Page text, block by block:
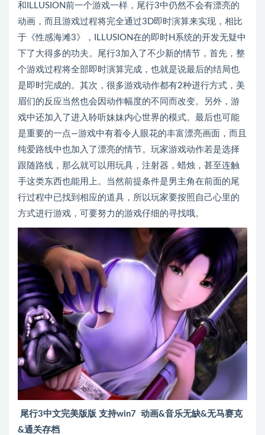
和ILLUSION前一个游戏一样，尾行3中仍然不会有漂亮的
动画，而且游戏过程将完全通过3D即时演算来实现，相比
于《性感海滩3》，ILLUSION在的即时H系统的开发无疑中
下了大得多的功夫。尾行3加入了不少新的情节，首先，整
个游戏过程将全部即时演算完成，也就是说最后的结局也
是即时完成的。其次，很多游戏动作都有2种进行方式，美
眉们的反应当然也会因动作幅度的不同而改变。另外，游
戏中还加入了进入聆听妹妹内心世界的模式。最后也可能
是重要的一点—游戏中有着令人眼花的丰富漂亮画面，而且
纯爱路线中也加入了漂亮的情节。玩家游戏动作若是选择
跟随路线，那么就可以用玩具，注射器，蜡烛，甚至连触
手这类东西也能用上。当然前提条件是男主角在前面的尾
行过程中已找到相应的道具，所以玩家要按照自己心里的
方式进行游戏，可要努力的游戏仔细的寻找哦。
尾行3中文完美版版 支持win7 动画&音乐无缺&无马赛克
&通关存档